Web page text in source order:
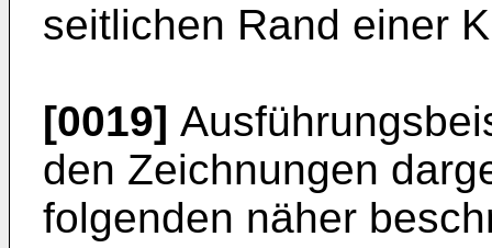
seitlichen Rand einer
[0019]
den Zeichnungen
folgenden näher